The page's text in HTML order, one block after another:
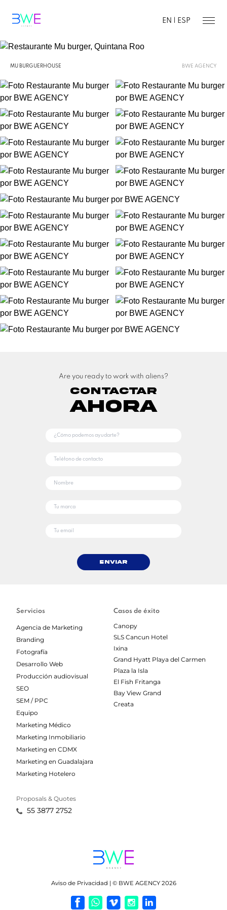
EN | ESP
MU BURGUERHOUSE BWE AGENCY
Are you ready to work with aliens?
Contactar
Ahora
Enviar
Servicios
Agencia de Marketing
Branding
Fotografía
Desarrollo Web
Producción audiovisual
SEO
SEM / PPC
Equipo
Marketing Médico
Marketing Inmobiliario
Marketing en CDMX
Marketing en Guadalajara
Marketing Hotelero
Proposals & Quotes
55 3877 2752
Casos de éxito
Canopy
SLS Cancun Hotel
Ixina
Grand Hyatt Playa del Carmen
Plaza la Isla
El Fish Fritanga
Bay View Grand
Creata
Aviso de Privacidad | © BWE AGENCY 2026